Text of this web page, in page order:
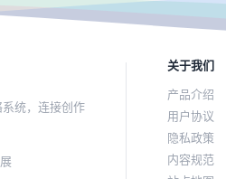
统，连接创作
关于我们
产品介绍
用户协议
隐私政策
内容规范